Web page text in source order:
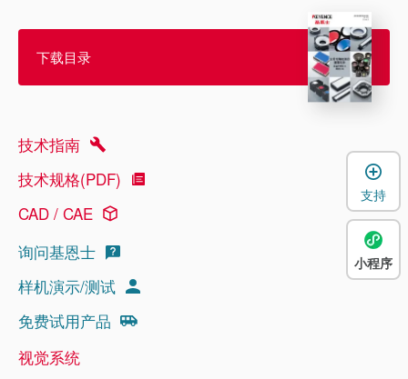
下载目录
技术指南
技术规格(PDF)
CAD / CAE
询问基恩士
样机演示/测试
免费试用产品
视觉系统
支持
小程序